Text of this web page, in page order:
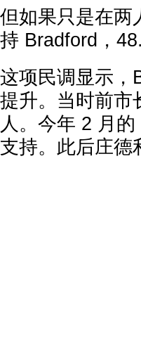
但如果只是在两
持 Bradford，
这项民调显示，
提升。当时前市
人。今年 2 月
支持。此后庄德